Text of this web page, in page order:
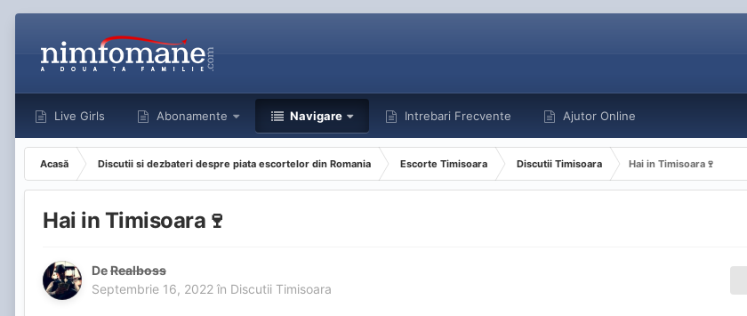
Live Girls Abonamente Navigare Intrebari Frecvente Ajutor Online
Acasă Discutii si dezbateri despre piata escortelor din Romania Escorte Timisoara Discutii Timisoara Hai in Timisoara🍷
Hai in Timisoara🍷
DeRealboss
Septembrie 16, 2022 în Discutii Timisoara